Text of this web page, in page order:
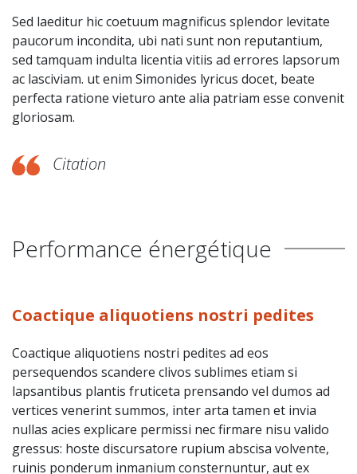
Sed laeditur hic coetuum magnificus splendor levitate
paucorum incondita, ubi nati sunt non reputantium,
sed tamquam indulta licentia vitiis ad errores lapsorum
ac lasciviam. ut enim Simonides lyricus docet, beate
perfecta ratione vieturo ante alia patriam esse convenit
gloriosam.
Citation
Performance énergétique
Coactique aliquotiens nostri pedites
Coactique aliquotiens nostri pedites ad eos
persequendos scandere clivos sublimes etiam si
lapsantibus plantis fruticeta prensando vel dumos ad
vertices venerint summos, inter arta tamen et invia
nullas acies explicare permissi nec firmare nisu valido
gressus: hoste discursatore rupium abscisa volvente,
ruinis ponderum inmanium consternuntur, aut ex